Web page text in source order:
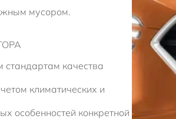
мусором.
стандартам качества
климатических и
особенностей конкретной